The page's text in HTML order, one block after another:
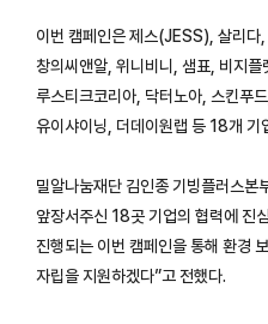
이번 캠페인은 제스(JESS), 살리다,
창의씨앤알, 위니비니, 샘표, 비지플
루스티크코리아, 닥터노아, 스킨푸
유이샤이닝, 더데이원랩 등 18개 기
밀알나눔재단 김인종 기빙플러스본
앞장서주신 18곳 기업의 협력에 진
진행되는 이번 캠페인을 통해 환경
자립을 지원하겠다”고 전했다.